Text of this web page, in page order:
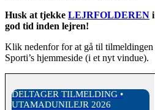
Husk at tjekke LEJRFOLDEREN i
god tid inden lejren!
Klik nedenfor for at gå til tilmeldingen
Sporti’s hjemmeside (i et nyt vindue).
DELTAGER TILMELDING •
UTAMADUNILEJR 2026